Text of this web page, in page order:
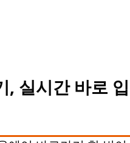
, 실시간 바로 입